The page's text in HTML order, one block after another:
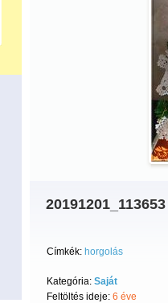
20191201_113653
Címkék: horgolás
Kategória: Saját
Feltöltés ideje: 6 éve